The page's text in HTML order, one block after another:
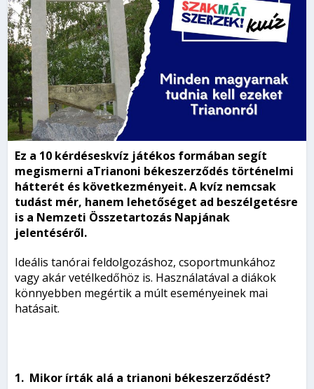
Ez a 10 kérdéseskvíz játékos formában segít
megismerni aTrianoni békeszerződés történelmi
hátterét és következményeit. A kvíz nemcsak
tudást mér, hanem lehetőséget ad beszélgetésre
is a Nemzeti Összetartozás Napjának
jelentéséről.
Ideális tanórai feldolgozáshoz, csoportmunkához
vagy akár vetélkedőhöz is. Használatával a diákok
könnyebben megértik a múlt eseményeinek mai
hatásait.
1. Mikor írták alá a trianoni békeszerződést?